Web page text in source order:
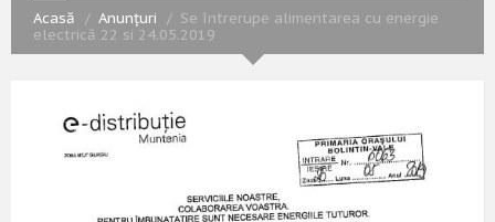
Acasă Anunțuri
Se întrerupe alimentarea cu energie
electrică 22 si 24.05.2019